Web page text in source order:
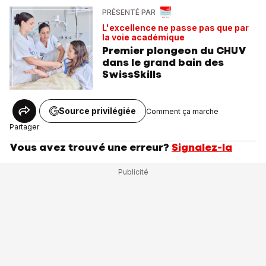
PRÉSENTÉ PAR
L'excellence ne passe pas que par
la voie académique
Premier plongeon du CHUV
dans le grand bain des
SwissSkills
Partager
Source privilégiée Comment ça marche
Vous avez trouvé une erreur? Signalez-la